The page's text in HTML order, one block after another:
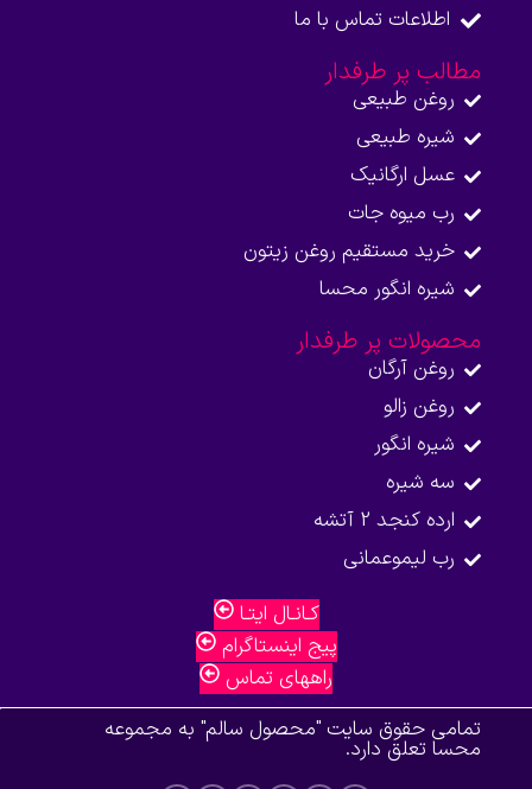
اطلاعات تماس با ما​
مطالب پر طرفدار
روغن طبیعی
شیره طبیعی
عسل ارگانیک
رب میوه جات
خرید مستقیم روغن زیتون
شیره انگور محسا
محصولات پر طرفدار
روغن آرگان
روغن زالو
شیره انگور
سه شیره
ارده کنجد 2 آتشه
رب لیموعمانی
کـانـال ایتـا
پیج اینستاگرام
راههای تماس
تمامی حقوق سایت "محصول سالم" به مجموعه
محسا تعلق دارد.